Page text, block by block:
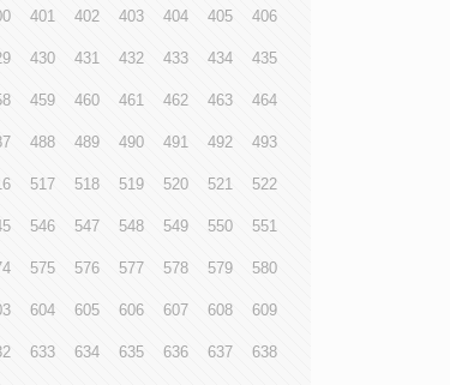
401 402 403 404 405 406
430 431 432 433 434 435
459 460 461 462 463 464
488 489 490 491 492 493
517 518 519 520 521 522
546 547 548 549 550 551
575 576 577 578 579 580
604 605 606 607 608 609
633 634 635 636 637 638